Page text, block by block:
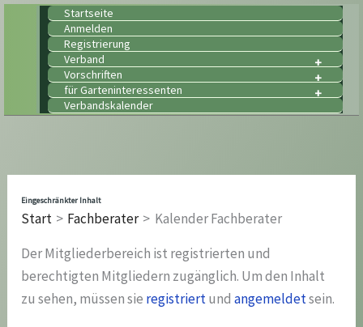
springen
Startseite
Anmelden
Registrierung
Verband
Vorschriften
für Garteninteressenten
Verbandskalender
Eingeschränkter Inhalt
Start Fachberater
Kalender Fachberater
Der Mitgliederbereich ist registrierten und
berechtigten Mitgliedern zugänglich. Um den Inhalt
zu sehen, müssen sie registriertundangemeldetsein.